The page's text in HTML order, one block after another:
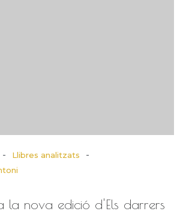
- Llibres analitzats -
la nova edició d'Els darrers